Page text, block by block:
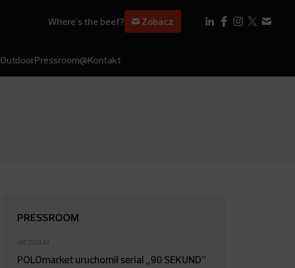
Where's the beef? Zobacz
OutdoorPressroom@Kontakt
PRESSROOM
WCZORAJ
POLOmarket uruchomił serial „90 SEKUND”